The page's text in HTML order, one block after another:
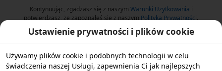
Kontynuując, zgadzasz się z naszym Warunki Użytkowania i
potwierdzasz, że zapoznałeś się z naszym Polityka Prywatności.
Ustawienie prywatności i plików cookie
Używamy plików cookie i podobnych technologii w celu
świadczenia naszej Usługi, zapewnienia Ci jak najlepszych